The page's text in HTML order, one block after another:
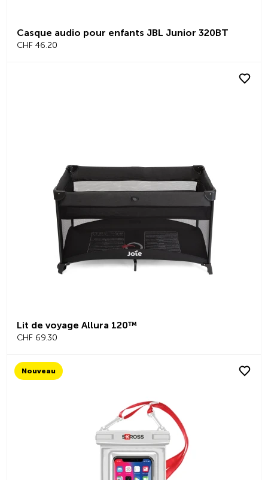
Casque audio pour enfants JBL Junior 320BT
CHF 46.20
Lit de voyage Allura 120™
CHF 69.30
Nouveau